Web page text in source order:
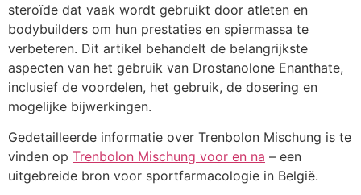
steroïde dat vaak wordt gebruikt door atleten en
bodybuilders om hun prestaties en spiermassa te
verbeteren. Dit artikel behandelt de belangrijkste
aspecten van het gebruik van Drostanolone Enanthate,
inclusief de voordelen, het gebruik, de dosering en
mogelijke bijwerkingen.
Gedetailleerde informatie over Trenbolon Mischung is te
vinden op Trenbolon Mischung voor en na – een
uitgebreide bron voor sportfarmacologie in België.